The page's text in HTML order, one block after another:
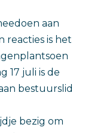
aan
reacties is het
17 juli is de
bestuurslid
bezig om